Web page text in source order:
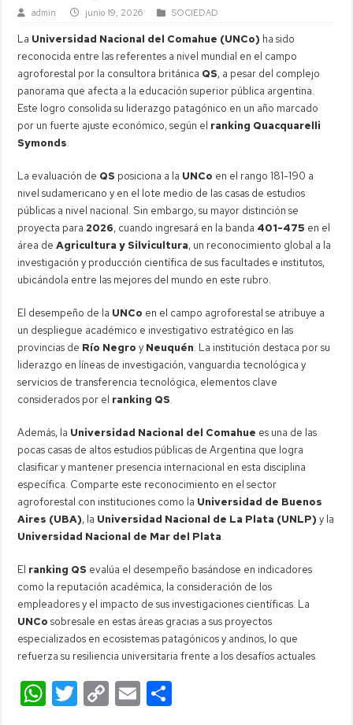
admin junio 19, 2026 SOCIEDAD
La Universidad Nacional del Comahue (UNCo) ha sido
reconocida entre las referentes a nivel mundial en el campo
agroforestal por la consultora británica QS, a pesar del complejo
panorama que afecta a la educación superior pública argentina.
Este logro consolida su liderazgo patagónico en un año marcado
por un fuerte ajuste económico, según el ranking Quacquarelli
Symonds.
La evaluación de QS posiciona a la UNCo en el rango 181-190 a
nivel sudamericano y en el lote medio de las casas de estudios
públicas a nivel nacional. Sin embargo, su mayor distinción se
proyecta para 2026, cuando ingresará en la banda 401-475 en el
área deAgricultura y Silvicultura, un reconocimiento global a la
investigación y producción científica de sus facultades e institutos,
ubicándola entre las mejores del mundo en este rubro.
El desempeño de la UNCo en el campo agroforestal se atribuye a
un despliegue académico e investigativo estratégico en las
provincias de Río Negro y Neuquén. La institución destaca por su
liderazgo en líneas de investigación, vanguardia tecnológica y
servicios de transferencia tecnológica, elementos clave
considerados por el ranking QS.
Además, la Universidad Nacional del Comahue es una de las
pocas casas de altos estudios públicas de Argentina que logra
clasificar y mantener presencia internacional en esta disciplina
específica. Comparte este reconocimiento en el sector
agroforestal con instituciones como la Universidad de Buenos
Aires (UBA), la Universidad Nacional de La Plata (UNLP) y la
Universidad Nacional de Mar del Plata.
El ranking QS evalúa el desempeño basándose en indicadores
como la reputación académica, la consideración de los
empleadores y el impacto de sus investigaciones científicas. La
UNCo sobresale en estas áreas gracias a sus proyectos
especializados en ecosistemas patagónicos y andinos, lo que
refuerza su resiliencia universitaria frente a los desafíos actuales.
W T C E